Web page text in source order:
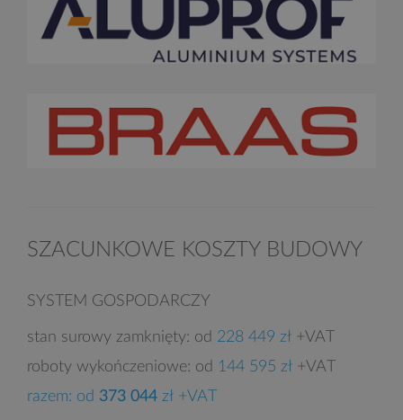
SZACUNKOWE KOSZTY BUDOWY
SYSTEM GOSPODARCZY
stan surowy zamknięty: od 228 449 zł +VAT
roboty wykończeniowe: od 144 595 zł +VAT
razem: od 373 044 zł +VAT